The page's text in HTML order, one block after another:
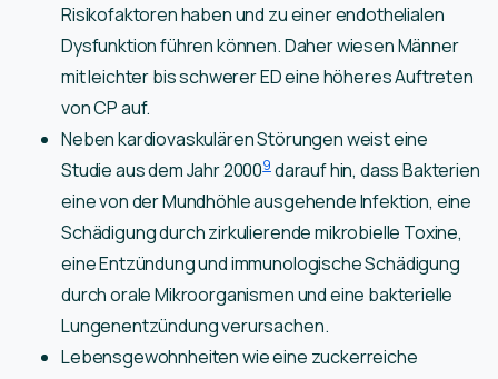
Risikofaktoren haben und zu einer endothelialen
Dysfunktion führen können. Daher wiesen Männer
mit leichter bis schwerer ED eine höheres Auftreten
von CP auf.
Neben kardiovaskulären Störungen weist eine
Studie aus dem Jahr 20009 darauf hin, dass Bakterien
eine von der Mundhöhle ausgehende Infektion, eine
Schädigung durch zirkulierende mikrobielle Toxine,
eine Entzündung und immunologische Schädigung
durch orale Mikroorganismen und eine bakterielle
Lungenentzündung verursachen.
Lebensgewohnheiten wie eine zuckerreiche